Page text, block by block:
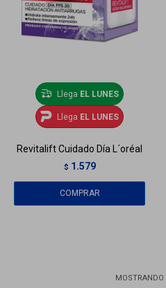
Llega EL LUNES
Llega EL LUNES
Revitalift Cuidado Día L´oréal
$ 1.579
MOSTRANDO